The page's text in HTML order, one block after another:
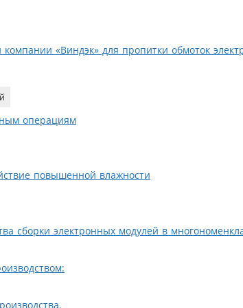
компании «Виндэк» для пропитки обмоток
операциям
повышенной влажности
сборки электронных модулей в